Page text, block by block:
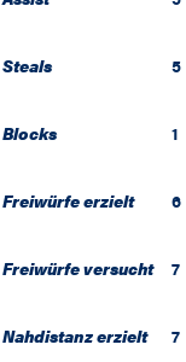
Steals 5
Blocks 1
Freiwürfe erzielt 6
Freiwürfe versucht 7
Nahdistanz erzielt 7